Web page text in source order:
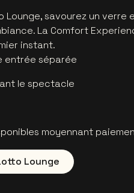
savourez un verre
La Comfort
instant.
entrée séparée
le spectacle
moyennant
Lounge